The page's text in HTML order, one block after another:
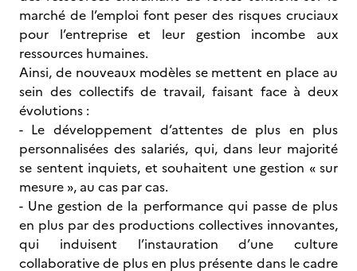
marché de l’emploi font peser des risques cruciaux
pour l’entreprise et leur gestion incombe aux
ressources humaines.
Ainsi, de nouveaux modèles se mettent en place au
sein des collectifs de travail, faisant face à deux
évolutions :
- Le développement d’attentes de plus en plus
personnalisées des salariés, qui, dans leur majorité
se sentent inquiets, et souhaitent une gestion « sur
mesure », au cas par cas.
- Une gestion de la performance qui passe de plus
en plus par des productions collectives innovantes,
qui induisent l’instauration d’une culture
collaborative de plus en plus présente dans le cadre